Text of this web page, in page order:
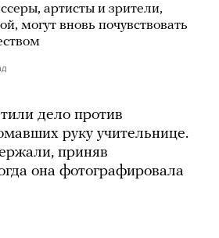
артисты и зрители,
могут вновь почувствовать
дело против
руку учительнице.
приняв
она фотографировала